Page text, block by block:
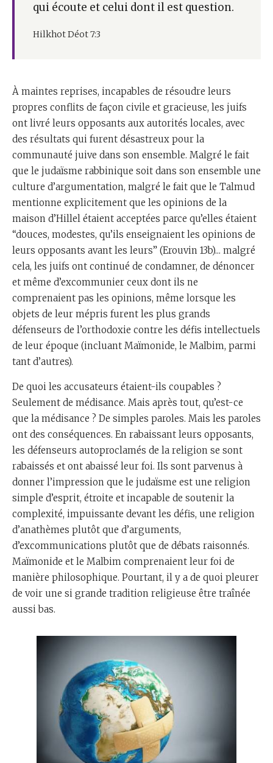
qui écoute et celui dont il est question.
Hilkhot Déot 7:3
À maintes reprises, incapables de résoudre leurs
propres conflits de façon civile et gracieuse, les juifs
ont livré leurs opposants aux autorités locales, avec
des résultats qui furent désastreux pour la
communauté juive dans son ensemble. Malgré le fait
que le judaïsme rabbinique soit dans son ensemble une
culture d’argumentation, malgré le fait que le Talmud
mentionne explicitement que les opinions de la
maison d’Hillel étaient acceptées parce qu’elles étaient
“douces, modestes, qu’ils enseignaient les opinions de
leurs opposants avant les leurs” (Erouvin 13b)... malgré
cela, les juifs ont continué de condamner, de dénoncer
et même d’excommunier ceux dont ils ne
comprenaient pas les opinions, même lorsque les
objets de leur mépris furent les plus grands
défenseurs de l’orthodoxie contre les défis intellectuels
de leur époque (incluant Maïmonide, le Malbim, parmi
tant d’autres).
De quoi les accusateurs étaient-ils coupables ?
Seulement de médisance. Mais après tout, qu’est-ce
que la médisance ? De simples paroles. Mais les paroles
ont des conséquences. En rabaissant leurs opposants,
les défenseurs autoproclamés de la religion se sont
rabaissés et ont abaissé leur foi. Ils sont parvenus à
donner l’impression que le judaïsme est une religion
simple d’esprit, étroite et incapable de soutenir la
complexité, impuissante devant les défis, une religion
d’anathèmes plutôt que d’arguments,
d’excommunications plutôt que de débats raisonnés.
Maïmonide et le Malbim comprenaient leur foi de
manière philosophique. Pourtant, il y a de quoi pleurer
de voir une si grande tradition religieuse être traînée
aussi bas.